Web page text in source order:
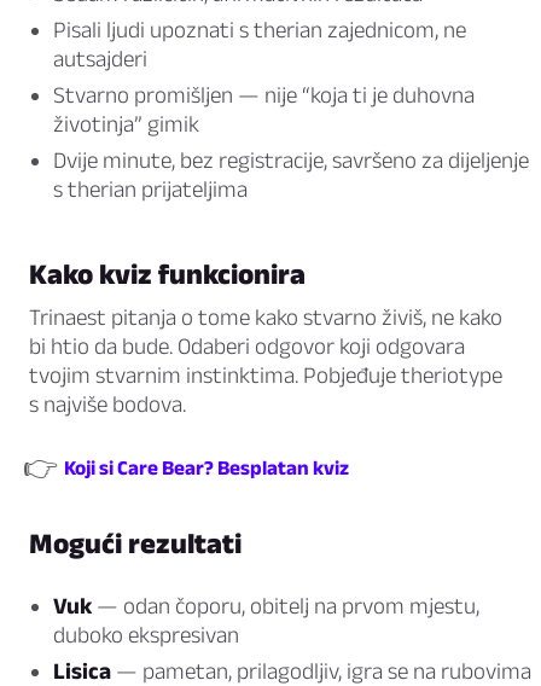
Pisali ljudi upoznati s therian zajednicom, ne
autsajderi
Stvarno promišljen — nije “koja ti je duhovna
životinja” gimik
Dvije minute, bez registracije, savršeno za dijeljenje
s therian prijateljima
Kako kviz funkcionira
Trinaest pitanja o tome kako stvarno živiš, ne kako
bi htio da bude. Odaberi odgovor koji odgovara
tvojim stvarnim instinktima. Pobjeđuje theriotype
s najviše bodova.
👉 Koji si Care Bear? Besplatan kviz
Mogući rezultati
Vuk— odan čoporu, obitelj na prvom mjestu,
duboko ekspresivan
Lisica — pametan, prilagodljiv, igra se na rubovima